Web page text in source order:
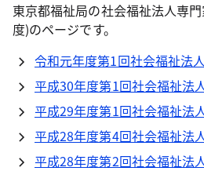
東京都福祉局の社会福祉法人専
度)のページです。
令和元年度第1回社会福祉法
平成30年度第1回社会福祉法
平成29年度第1回社会福祉法
平成28年度第4回社会福祉法
平成28年度第2回社会福祉法